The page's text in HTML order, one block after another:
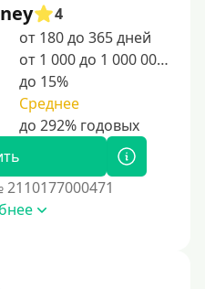
4
от 180 до 365 дней
от 1 000 до 1 000 000 ₽
до 15%
Среднее